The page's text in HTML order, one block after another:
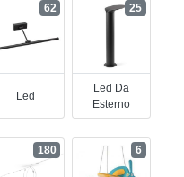
Led
62
Led Da
Esterno
25
180 6